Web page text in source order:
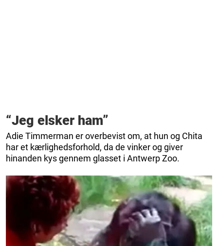
“Jeg elsker ham”
Adie Timmerman er overbevist om, at hun og Chita
har et kærlighedsforhold, da de vinker og giver
hinanden kys gennem glasset i Antwerp Zoo.